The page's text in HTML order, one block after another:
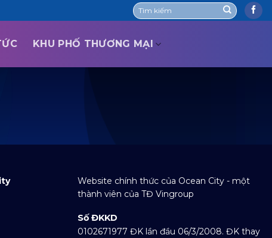
KHU PHỐ THƯƠNG MẠI
Website chính thức của Ocean City - một
thành viên của TĐ Vingroup
Số ĐKKD
0102671977 ĐK lần đầu 06/3/2008. ĐK thay